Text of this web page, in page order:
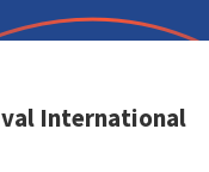
International